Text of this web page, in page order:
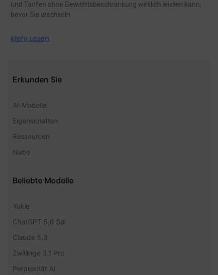
und Tarifen ohne Gewichtsbeschränkung wirklich leisten kann,
bevor Sie wechseln.
Mehr Lesen
Erkunden Sie
AI-Modelle
Eigenschaften
Ressourcen
Nabe
Beliebte Modelle
Yukie
ChatGPT 5,6 Sol
Claude 5.0
Zwillinge 3.1 Pro
Perplexität AI